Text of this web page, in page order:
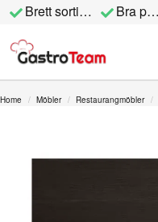
Brett sortiment Bra priser
Home Möbler Restaurangmöbler